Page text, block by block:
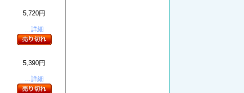
5,720円
...詳細
5,390円
...詳細